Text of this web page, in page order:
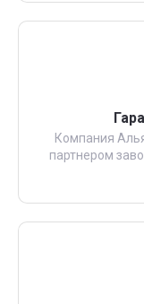
Компания
партнером